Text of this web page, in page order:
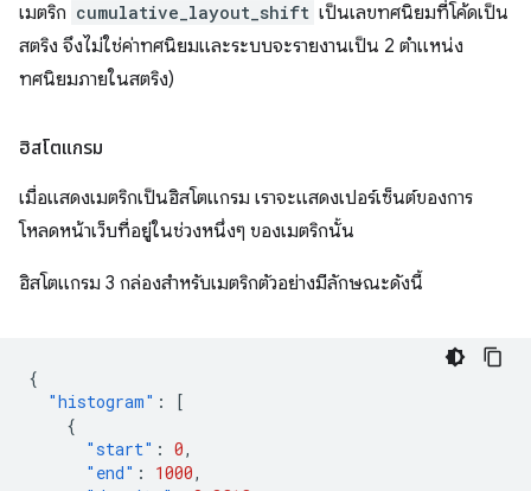
เมตริก cumulative_layout_shift เป็นเลขทศนิยมที่โค้ดเป็น
สตริง จึงไม่ใช่ค่าทศนิยมและระบบจะรายงานเป็น 2 ตำแหน่ง
ทศนิยมภายในสตริง)
ฮิสโตแกรม
เมื่อแสดงเมตริกเป็นฮิสโตแกรม เราจะแสดงเปอร์เซ็นต์ของการ
โหลดหน้าเว็บที่อยู่ในช่วงหนึ่งๆ ของเมตริกนั้น
ฮิสโตแกรม 3 กล่องสําหรับเมตริกตัวอย่างมีลักษณะดังนี้
{
"histogram" :
[
{
"start" : 0,
"end" : 1000,